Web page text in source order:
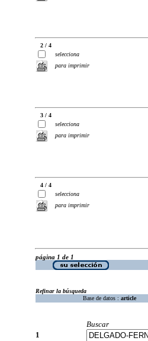
2 / 4
selecciona
para imprimir
3 / 4
selecciona
para imprimir
4 / 4
selecciona
para imprimir
página 1 de 1
Refinar la búsqueda
Base de datos : article
Buscar
1